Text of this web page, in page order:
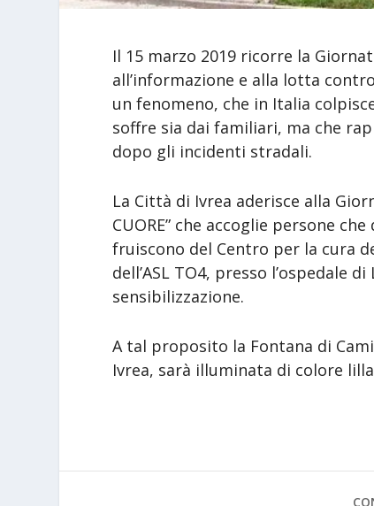
Il 15 marzo 2019 ricorre la
all’informazione e alla lotta
un fenomeno, che in Italia
soffre sia dai familiari, ma che
dopo gli incidenti stradali.
La Città di Ivrea aderisce alla
CUORE” che accoglie persone
fruiscono del Centro per la cura
dell’ASL TO4, presso l’ospedale
sensibilizzazione.
A tal proposito la Fontana di
Ivrea, sarà illuminata di colore